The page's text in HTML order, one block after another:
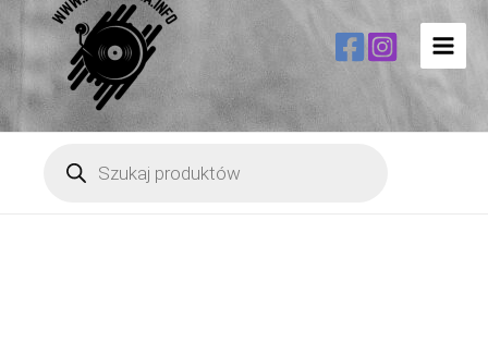
Menu
produktów